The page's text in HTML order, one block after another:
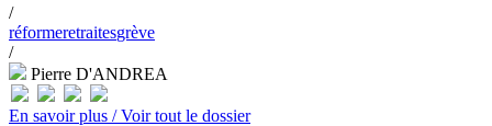
/
réformeretraitesgrève
/
Pierre D'ANDREA
En savoir plus /Voir tout le dossier